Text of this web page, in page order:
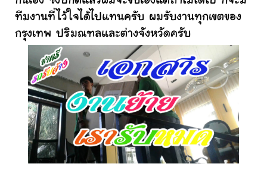
ทีมงานที่ไว้ใจได้ไปแทนครับ ผมรับงานทุกเขตของ
กรุงเทพ ปริมณฑลและต่างจังหวัดครับ